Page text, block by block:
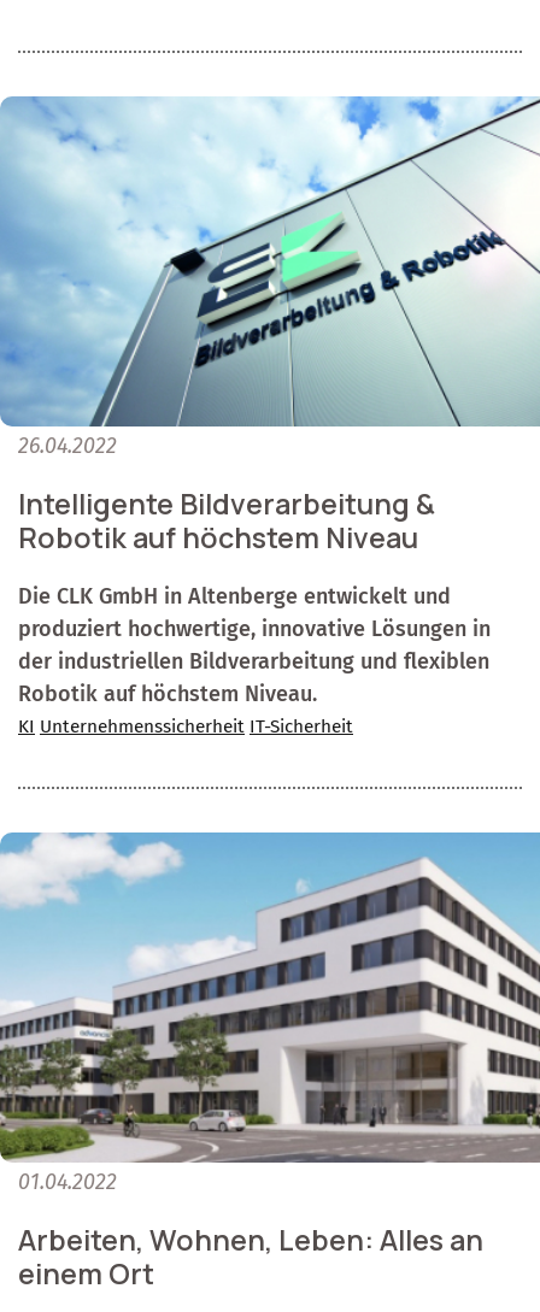
26.04.2022
Intelligente Bildverarbeitung &
Robotik auf höchstem Niveau
Die CLK GmbH in Altenberge entwickelt und
produziert hochwertige, innovative Lösungen in
der industriellen Bildverarbeitung und flexiblen
Robotik auf höchstem Niveau.
KI Unternehmenssicherheit IT-Sicherheit
01.04.2022
Arbeiten, Wohnen, Leben: Alles an
einem Ort